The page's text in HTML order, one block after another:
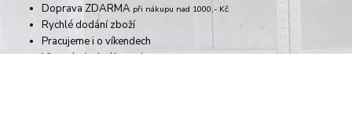
Doprava ZDARMA při nákupu nad 1000,- Kč
Rychlé dodání zboží
Pracujeme i o víkendech
Vlastní výrobní kapacity